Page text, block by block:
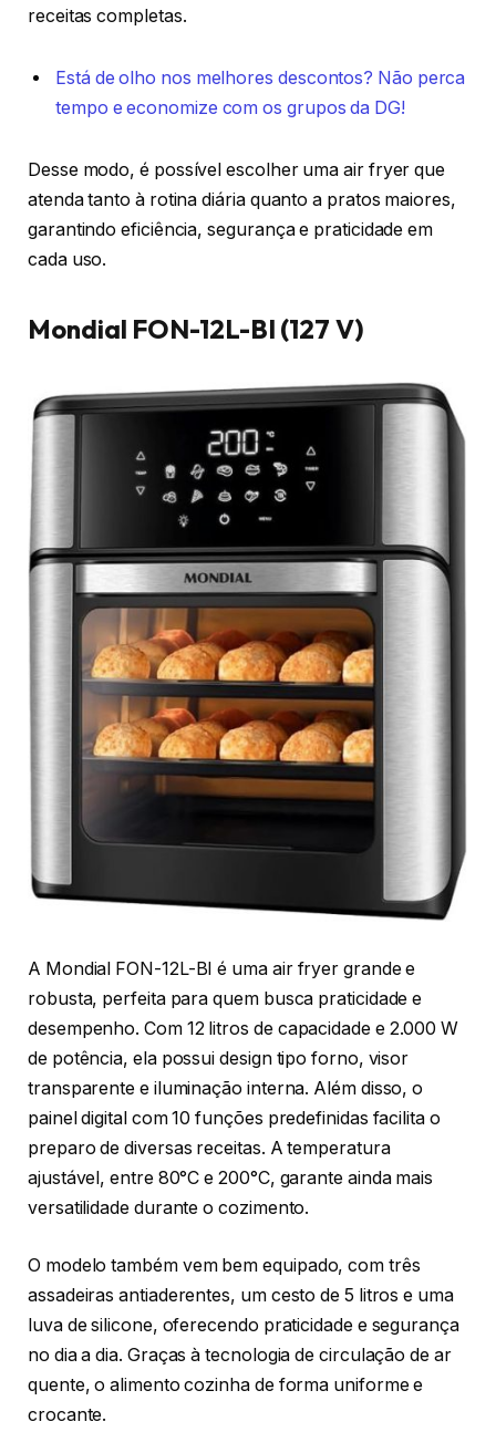
receitas completas.
Está de olho nos melhores descontos? Não perca
tempo e economize com os grupos da DG!
Desse modo, é possível escolher uma air fryer que
atenda tanto à rotina diária quanto a pratos maiores,
garantindo eficiência, segurança e praticidade em
cada uso.
Mondial FON-12L-BI (127 V)
A Mondial FON-12L-BI é uma air fryer grande e
robusta, perfeita para quem busca praticidade e
desempenho. Com 12 litros de capacidade e 2.000 W
de potência, ela possui design tipo forno, visor
transparente e iluminação interna. Além disso, o
painel digital com 10 funções predefinidas facilita o
preparo de diversas receitas. A temperatura
ajustável, entre 80°C e 200°C, garante ainda mais
versatilidade durante o cozimento.
O modelo também vem bem equipado, com três
assadeiras antiaderentes, um cesto de 5 litros e uma
luva de silicone, oferecendo praticidade e segurança
no dia a dia. Graças à tecnologia de circulação de ar
quente, o alimento cozinha de forma uniforme e
crocante.